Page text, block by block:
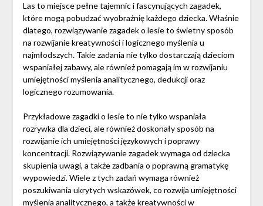
Las to miejsce pełne tajemnic i fascynujących zagadek,
które mogą pobudzać wyobraźnię każdego dziecka. Właśnie
dlatego, rozwiązywanie zagadek o lesie to świetny sposób
na rozwijanie kreatywności i logicznego myślenia u
najmłodszych. Takie zadania nie tylko dostarczają dzieciom
wspaniałej zabawy, ale również pomagają im w rozwijaniu
umiejętności myślenia analitycznego, dedukcji oraz
logicznego rozumowania.
Przykładowe zagadki o lesie to nie tylko wspaniała
rozrywka dla dzieci, ale również doskonały sposób na
rozwijanie ich umiejętności językowych i poprawy
koncentracji. Rozwiązywanie zagadek wymaga od dziecka
skupienia uwagi, a także zadbania o poprawną gramatykę
wypowiedzi. Wiele z tych zadań wymaga również
poszukiwania ukrytych wskazówek, co rozwija umiejętności
myślenia analitycznego, a także kreatywności w